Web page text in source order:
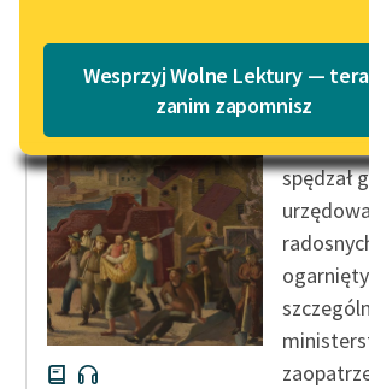
Lektury szkolne i klasyka
literatury do słuchania dla
uczennic i uczniów z
niepełnosprawnościami
E-kolekcja lektur
szkolnych i literatury do
słuchania dla uczennic i
uczniów z
niepełnosprawnościami
Katalog
Wesprzyj Wolne Lektury —
zanim zapomnisz
Personel
spędzał